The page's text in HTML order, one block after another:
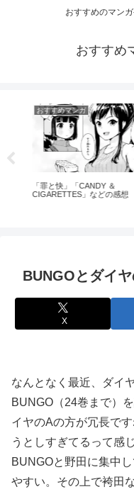
おすすめのマン
おすすめ
おすすめマンガ
「罪と快」「CANDY ＆
CIGARETTES」などの感想
BUNGOとダイ
X
なんとなく最近、ダイ
BUNGO（24巻まで）
イヤのAの方が冗長で
うとしすぎてるって感
BUNGOと野田に集中
やすい。その上で袴田